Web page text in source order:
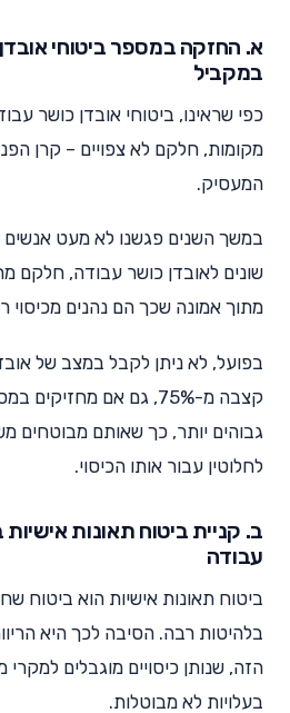
א. החזקה במספר ביטוחי
במקביל
כפי שראינו, ביטוחי אובדן כושר
מקומות, חלקם לא צפויים – קרן
המעסיק.
במשך השנים פגשנו לא מעט אנשים
שונים לאובדן כושר עבודה, חלקם
מתוך אמונה שכך הם נהנים מכיסוי
בפועל, לא ניתן לקבל במצב של
קצבה מ-75%, גם אם
גבוהים יותר, כך שאותם מבוטחים
לחלוטין עבור אותו הכיסוי.
ב. קניית ביטוח תאונות
עבודה
ביטוח תאונות אישיות הוא ביטוח
בלהיטות רבה. הסיבה לכך היא
הזה, שנותן כיסויים מוגבלים למקרי
בעלויות לא מבוטלות.